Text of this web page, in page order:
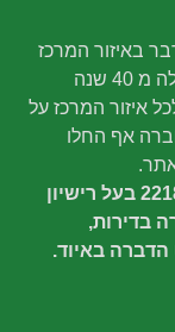
באיזור המרכז
ובמדינת ישראל בכלל. החברה עובדת למעלה מ 40 שנה
איזור המרכז על
אף החלו
שם המדביר: מור אזולאי מספר רישיון: 2218 בעל רישיון
בדירות,
באיוד.